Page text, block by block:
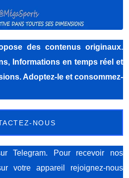
des contenus originaux.
Informations en temps réel et
Adoptez-le et consommez-
NOUS
Telegram. Pour recevoir nos
votre appareil rejoignez-nous